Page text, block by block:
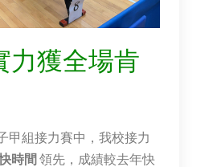
力獲全場肯
甲組接力賽中，我校接力
時間領先，成績較去年快